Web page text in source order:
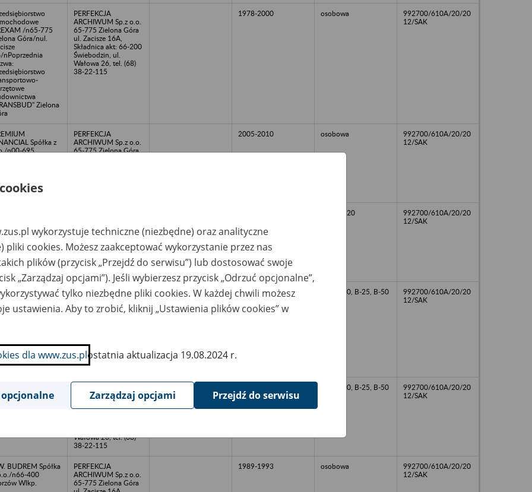
/n65-775
Góra/nul.
nPoprzednia
Zielona
PERFEKCJA
ARCHIWUM Sp.z o.o.
65-775 Zielona Góra
ul. Zacisze 16A,
Składnica akt: 66-200
Świebodzin, ul.
Wałowa 26, tel. (68)
38-22-115
1978-2000 osobowa
992700/610A/20/20
12/SAK
Spółka z
n00-695
PERFEKCJA
ARCHIWUM Sp.z o.o.
65-775 Zielona Góra
2005-2010 osobowa
992700/610A/20/20
12/SAK
Grela,
219 Tuplice, ul.
1
65-775 Zielona Góra,
ul. Zacisze 16A,
Składnica akt: 66-200
Wałowa 26, tel. (68)
38-22-115
B-5, B-120
992700/610A/20/20
12/SAK
n66-400
nPoprzednia
PSS i WSS
PERFEKCJA
ARCHIWUM Sp.z o.o.
65-775 Zielona Góra
ul. Zacisze 16A,
38-22-115
B-5, B-10, B-25, B-50
992700/610A/20/20
12/SAK
ARCHIWUM Sp.z o.o.
65-775 Zielona Góra
Wałowa 26, tel. (68)
38-22-115
B-5, B-10, B-25, B-50
992700/610A/20/20
12/SAK
BUDREM Spółka
n66-400
Wlkp.
PERFEKCJA
ARCHIWUM Sp.z o.o.
65-775 Zielona Góra
1989-1993 osobowa
992700/610A/20/20
12/SAK
wykorzystuje techniczne (niezbędne) oraz analityczne
pliki cookies. Możesz zaakceptować wykorzystanie przez nas
plików (przycisk „Przejdź do serwisu”) lub dostosować swoje
„Zarządzaj opcjami”). Jeśli wybierzesz przycisk „Odrzuć opcjonalne”,
tylko niezbędne pliki cookies. W każdej chwili możesz
ustawienia. Aby to zrobić, kliknij „Ustawienia plików cookies” w
dla www.zus.plostatnia aktualizacja 19.08.2024 r.
Zarządzaj opcjami Przejdź do serwisu